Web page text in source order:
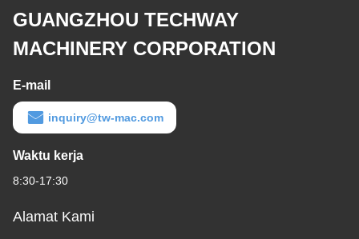
GUANGZHOU TECHWAY
MACHINERY CORPORATION
E-mail
inquiry@tw-mac.com
Waktu kerja
8:30-17:30
Alamat Kami